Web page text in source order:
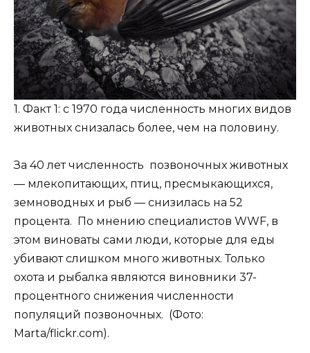
1. Факт 1: с 1970 года численность многих видов
животных снизалась более, чем на половину.
За 40 лет численность позвоночных животных
— млекопитающих, птиц, пресмыкающихся,
земноводных и рыб — снизилась на 52
процента. По мнению специалистов WWF, в
этом виноваты сами люди, которые для еды
убивают слишком много животных. Только
охота и рыбалка являются виновники 37-
процентного снижения численности
популяций позвоночных. (Фото:
Marta/flickr.com).